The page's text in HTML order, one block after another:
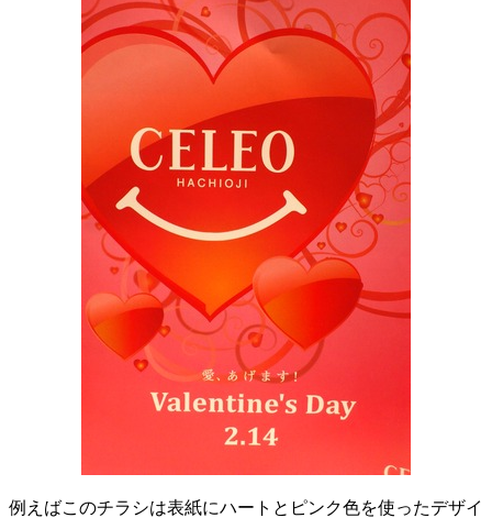
例えばこのチラシは表紙にハートとピンク色を使ったデザイ